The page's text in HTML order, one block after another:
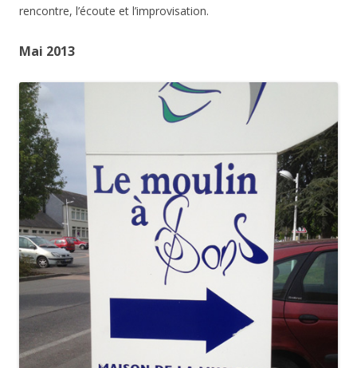
rencontre, l’écoute et l’improvisation.
Mai 2013